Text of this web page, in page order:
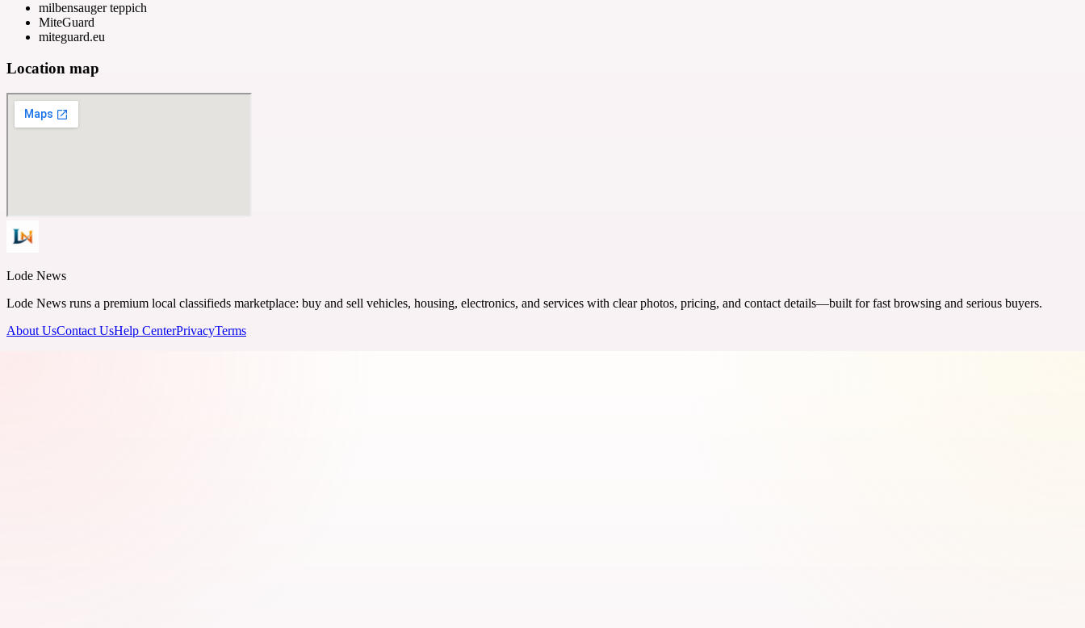
milbensauger teppich
MiteGuard
miteguard.eu
Location map
Lode News
Lode News runs a premium local classifieds marketplace: buy and sell vehicles, housing, electronics, and services with clear photos, pricing, and contact details—built for fast browsing and serious buyers.
About UsContact UsHelp CenterPrivacyTerms